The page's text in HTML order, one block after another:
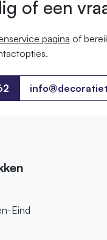
of een
pagina of
Eind